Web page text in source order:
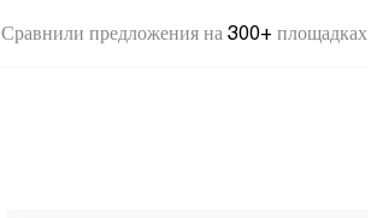
Сравнили предложения на 300+ площадках